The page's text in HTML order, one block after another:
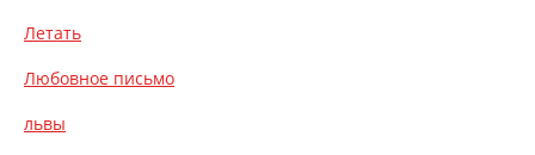
Летать
Любовное письмо
львы